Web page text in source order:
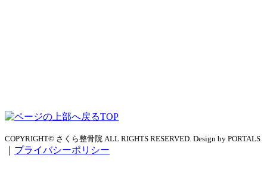
TOP
COPYRIGHT© さくら整骨院 ALL RIGHTS RESERVED. Design by PORTALS
プライバシーポリシー